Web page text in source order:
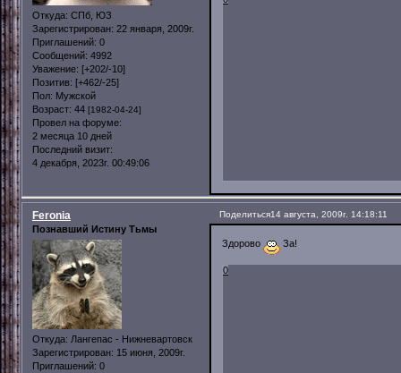
Откуда: СПб, ЮЗ
Зарегистрирован: 22 января, 2009г.
Приглашений: 0
Сообщений: 4992
Уважение: [+202/-10]
Позитив: [+462/-25]
Пол: Мужской
Возраст: 44 [1982-04-24]
Провел на форуме:
2 месяца 10 дней
Последний визит:
4 декабря, 2023г. 00:49:06
Поделиться14 августа, 2009г. 14:18:11
Feronia
Познавший Истину Тьмы
Откуда: Лангепас - Нижневартовск
Зарегистрирован: 15 июня, 2009г.
Приглашений: 0
Здорово За!
0